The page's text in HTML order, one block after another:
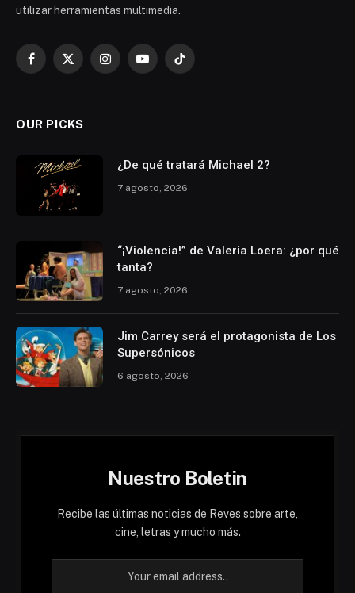
utilizar herramientas multimedia.
Facebook
X
InstagramYouTubeTikTok
OUR PICKS
¿De qué tratará Michael 2?
7 agosto, 2026
“¡Violencia!” de Valeria Loera: ¿por qué
tanta?
7 agosto, 2026
Jim Carrey será el protagonista de Los
Supersónicos
6 agosto, 2026
Nuestro Boletin
Recibe las últimas noticias de Reves sobre arte,
cine, letras y mucho más.